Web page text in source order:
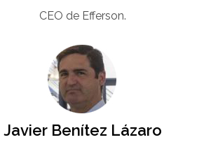
CEO de Efferson.
Javier Benítez Lázaro